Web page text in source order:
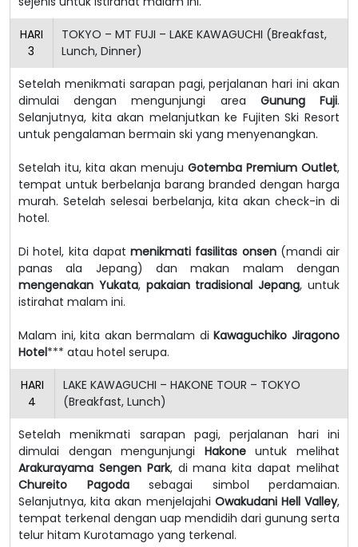
HARI
3
TOKYO – MT FUJI – LAKE KAWAGUCHI (Breakfast,
Lunch, Dinner)
Setelah menikmati sarapan pagi, perjalanan hari ini akan
dimulai dengan mengunjungi area Gunung Fuji.
Selanjutnya, kita akan melanjutkan ke Fujiten Ski Resort
untuk pengalaman bermain ski yang menyenangkan.
Setelah itu, kita akan menuju Gotemba Premium Outlet,
tempat untuk berbelanja barang branded dengan harga
murah. Setelah selesai berbelanja, kita akan check-in di
hotel.
Di hotel, kita dapat menikmati fasilitas onsen(mandi air
panas ala Jepang) dan makan malam dengan
mengenakan Yukata, pakaian tradisional Jepang, untuk
istirahat malam ini.
Malam ini, kita akan bermalam diKawaguchiko Jiragono
Hotel*** atau hotel serupa.
HARI
4
LAKE KAWAGUCHI – HAKONE TOUR – TOKYO
(Breakfast, Lunch)
Setelah menikmati sarapan pagi, perjalanan hari ini
dimulai dengan mengunjungi Hakoneuntuk melihat
Arakurayama Sengen Park, di mana kita dapat melihat
Chureito Pagodasebagai simbol perdamaian.
Selanjutnya, kita akan menjelajahi Owakudani Hell Valley,
tempat terkenal dengan uap mendidih dari gunung serta
telur hitam Kurotamago yang terkenal.